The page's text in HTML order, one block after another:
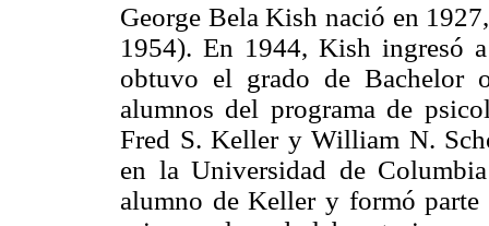
George Bela Kish nació en
1954). En 1944, Kish ingresó
obtuvo el grado de
alumnos del programa de
Fred S. Keller y William N.
en la Universidad de
alumno de Keller y formó parte